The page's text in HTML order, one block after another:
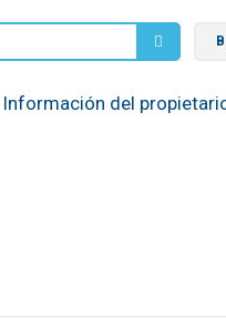
Información del